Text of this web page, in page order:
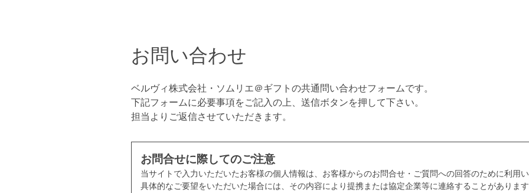
お問い合わせ
ベルヴィ株式会社・ソムリエ＠ギフトの共通問い合わせフォームです。
下記フォームに必要事項をご記入の上、送信ボタンを押して下さい。
担当よりご返信させていただきます。
お問合せに際してのご注意
当サイトで入力いただいたお客様の個人情報は、お客様からのお問合せ・ご質問への回答のために利用い
具体的なご要望をいただいた場合には、その内容により提携または協定企業等に連絡することがあります